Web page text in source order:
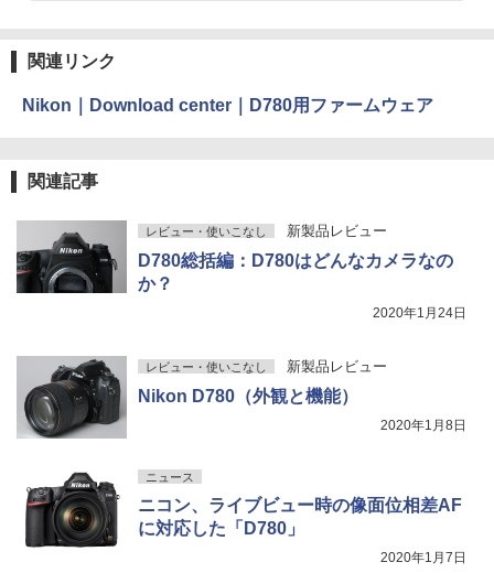
関連リンク
Nikon｜Download center｜D780用ファームウェア
関連記事
レビュー・使いこなし 新製品レビュー
D780総括編：D780はどんなカメラなの
か？
2020年1月24日
レビュー・使いこなし 新製品レビュー
Nikon D780（外観と機能）
2020年1月8日
ニュース
ニコン、ライブビュー時の像面位相差AF
に対応した「D780」
2020年1月7日